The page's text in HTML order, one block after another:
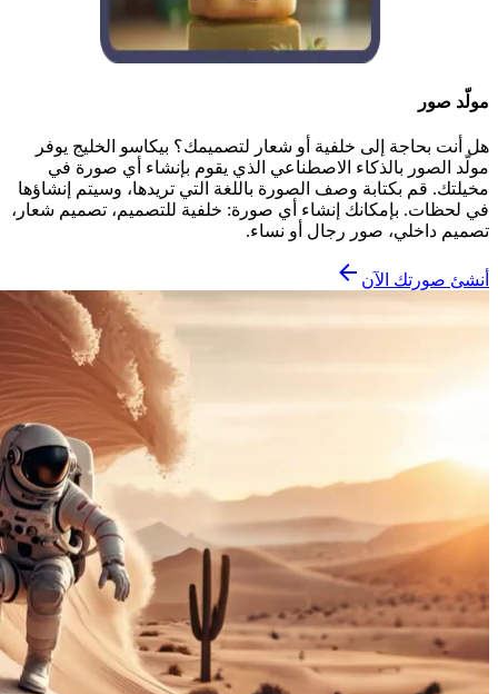
مولّد صور
هل أنت بحاجة إلى خلفية أو شعار لتصميمك؟ بيكاسو الخليج يوفر
مولّد الصور بالذكاء الاصطناعي الذي يقوم بإنشاء أي صورة في
مخيلتك. قم بكتابة وصف الصورة باللغة التي تريدها، وسيتم إنشاؤها
في لحظات. بإمكانك إنشاء أي صورة: خلفية للتصميم، تصميم شعار،
تصميم داخلي، صور رجال أو نساء.
أنشئ صورتك الآن